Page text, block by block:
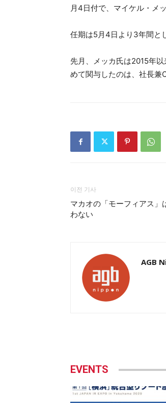
月4日付で、マイケル・メ
任期は5月4日より3年間と
先月、メッカ氏は2015年
めて関与したのは、社長兼
이전 기사
マカオの「モーフィアス」
わない
AGB
EVENTS